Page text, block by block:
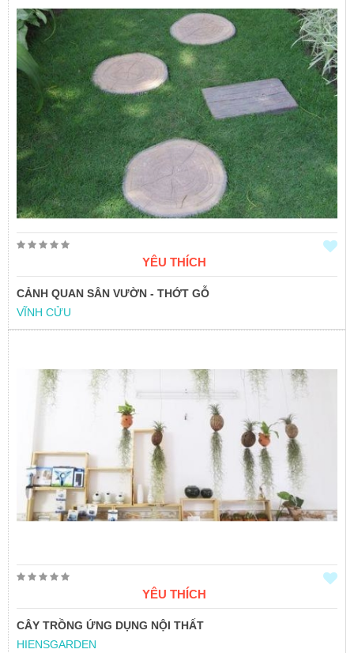
YÊU THÍCH
CẢNH QUAN SÂN VƯỜN - THỚT GỖ
VĨNH CỬU
YÊU THÍCH
CÂY TRỒNG ỨNG DỤNG NỘI THẤT
HIENSGARDEN